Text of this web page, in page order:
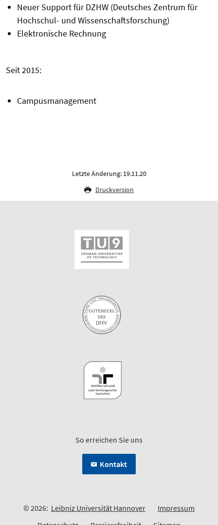
Neuer Support für DZHW (Deutsches Zentrum für
Hochschul- und Wissenschaftsforschung)
Elektronische Rechnung
Seit 2015:
Campusmanagement
Letzte Änderung: 19.11.20
Druckversion
So erreichen Sie uns
Kontakt
© 2026: Leibniz Universität Hannover
Impressum